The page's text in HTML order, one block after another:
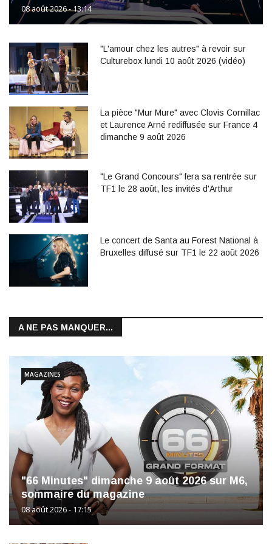
08 août 2026 - 13:14
"L'amour chez les autres" à revoir sur
Culturebox lundi 10 août 2026 (vidéo)
La pièce "Mur Mure" avec Clovis Cornillac
et Laurence Arné rediffusée sur France 4
dimanche 9 août 2026
"Le Grand Concours" fera sa rentrée sur
TF1 le 28 août, les invités d'Arthur
Le concert de Santa au Forest National à
Bruxelles diffusé sur TF1 le 22 août 2026
A NE PAS MANQUER...
"66 Minutes" dimanche 9 août 2026 sur M6,
sommaire du magazine
08 août 2026 - 17:15
MAGAZINES